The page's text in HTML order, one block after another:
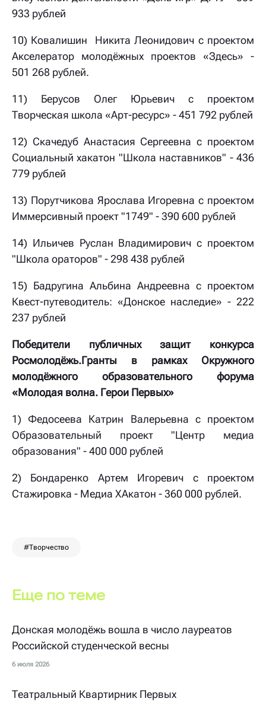
#Творчество
933 рублей
10) Ковалишин Никита Леонидович с проектом
Акселератор молодёжных проектов «Здесь» -
501 268 рублей.
11) Берусов Олег Юрьевич с проектом
Творческая школа «Арт-ресурс» - 451 792 рублей
12) Скачедуб Анастасия Сергеевна с проектом
Социальный хакатон "Школа наставников" - 436
779 рублей
13) Порутчикова Ярослава Игоревна с проектом
Иммерсивный проект "1749" - 390 600 рублей
14) Ильичев Руслан Владимирович с проектом
"Школа ораторов" - 298 438 рублей
15) Бадругина Альбина Андреевна с проектом
Квест-путеводитель: «Донское наследие» - 222
237 рублей
Победители публичных защит конкурса
Росмолодёжь.Гранты в рамках Окружного
молодёжного образовательного форума
«Молодая волна. Герои Первых»
1) Федосеева Катрин Валерьевна с проектом
Образовательный проект "Центр медиа
образования" - 400 000 рублей
2) Бондаренко Артем Игоревич с проектом
Стажировка - Медиа ХАкатон - 360 000 рублей.
Еще по теме
Донская молодёжь вошла в число лауреатов
Российской студенческой весны
6 июля 2026
Театральный Квартирник Первых